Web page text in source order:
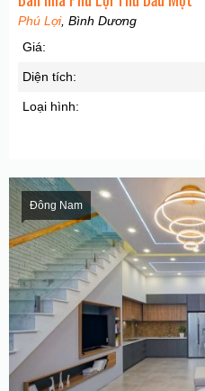
Phú Lợi, Bình Dương
Giá:
Diện tích:
Loại hình:
Đông Nam